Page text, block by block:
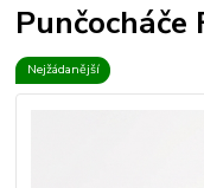
Punčocháče
Nejžádanější